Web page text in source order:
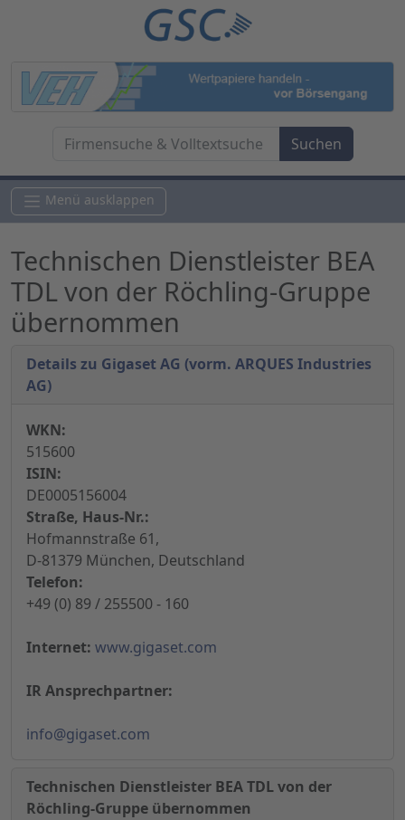
Menü ausklappen
Technischen Dienstleister BEA
TDL von der Röchling-Gruppe
übernommen
Details zu Gigaset AG (vorm. ARQUES Industries
AG)
WKN:
515600
ISIN:
DE0005156004
Straße, Haus-Nr.:
Hofmannstraße 61,
D-81379 München, Deutschland
Telefon:
+49 (0) 89 / 255500 - 160
Internet: www.gigaset.com
IR Ansprechpartner:
info@gigaset.com
Technischen Dienstleister BEA TDL von der
Röchling-Gruppe übernommen